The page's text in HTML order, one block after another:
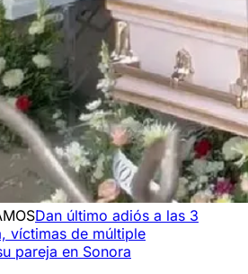
Dan último adiós a las 3
víctimas de múltiple
pareja en Sonora